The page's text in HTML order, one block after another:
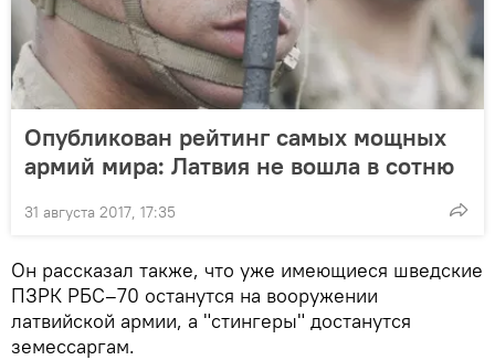
Опубликован рейтинг самых мощных
армий мира: Латвия не вошла в сотню
31 августа 2017, 17:35
Он рассказал также, что уже имеющиеся шведские
ПЗРК РБС–70 останутся на вооружении
латвийской армии, а "стингеры" достанутся
земессаргам.